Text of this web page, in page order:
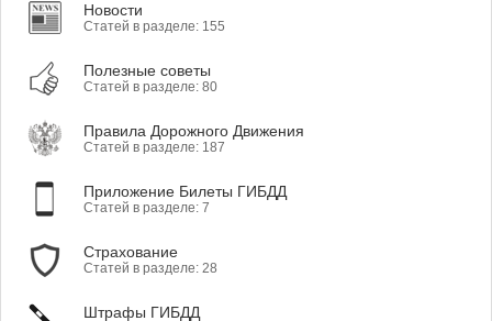
Новости
Статей в разделе: 155
Полезные советы
Статей в разделе: 80
Правила Дорожного Движения
Статей в разделе: 187
Приложение Билеты ГИБДД
Статей в разделе: 7
Страхование
Статей в разделе: 28
Штрафы ГИБДД